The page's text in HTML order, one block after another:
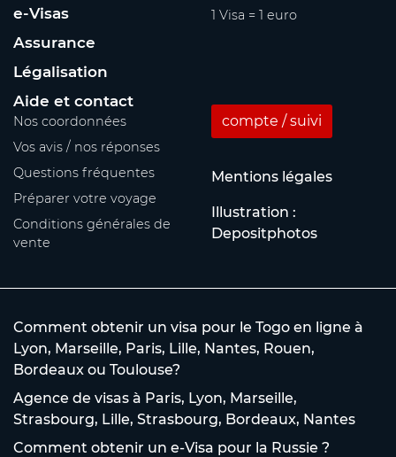
e-Visas
Assurance
Légalisation
1 Visa = 1 euro
Aide et contact
Nos coordonnées
Vos avis / nos réponses
Questions fréquentes
Préparer votre voyage
Conditions générales de
vente
compte / suivi
Mentions légales
Illustration :
Depositphotos
Comment obtenir un visa pour le Togo en ligne à
Lyon, Marseille, Paris, Lille, Nantes, Rouen,
Bordeaux ou Toulouse?
Agence de visas à Paris, Lyon, Marseille,
Strasbourg, Lille, Strasbourg, Bordeaux, Nantes
Comment obtenir un e-Visa pour la Russie ?